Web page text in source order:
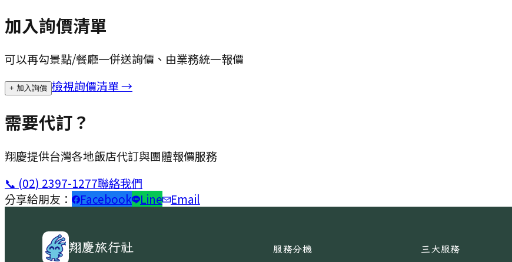
加入詢價清單
可以再勾景點/餐廳一併送詢價、由業務統一報價
+ 加入詢價 檢視詢價清單 →
需要代訂？
翔慶提供台灣各地飯店代訂與團體報價服務
📞 (02) 2397-1277聯絡我們
分享給朋友：
Facebook Line Email
翔慶旅行社 服務分機
三大服務